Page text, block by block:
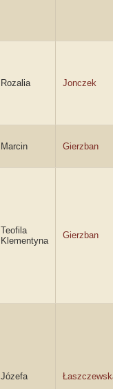
Rozalia Jonczek
Marcin Gierzban
Teofila
Klementyna
Gierzban
Józefa